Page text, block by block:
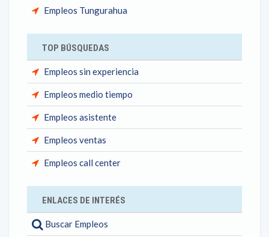
Empleos Tungurahua
TOP BÚSQUEDAS
Empleos sin experiencia
Empleos medio tiempo
Empleos asistente
Empleos ventas
Empleos call center
ENLACES DE INTERÉS
Buscar Empleos